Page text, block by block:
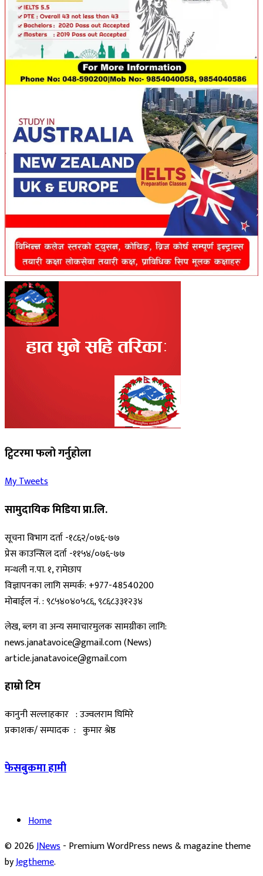
ट्विटरमा फलो गर्नुहोला
My Tweets
सामुदायिक मिडिया प्रा.लि.
सूचना विभाग दर्ता -१८६२/०७६-७७
प्रेस काउन्सिल दर्ता -११५४/०७६-७७
मन्थली न.पा. १, रामेछाप
विज्ञापनका लागि सम्पर्क: +977-48540200
मोबाईल नं. : ९८५४०४०५८६, ९८६८३३१२३४
लेख, ब्लग वा अन्य समाचारमुलक सामग्रीका लागि:
news.janatavoice@gmail.com (News)
article.janatavoice@gmail.com
हाम्रो टिम
कानुनी सल्लाहकार : उज्वलराम घिमिरे
प्रकाशक/ सम्पादक : कुमार श्रेष्ठ
फेसबुकमा हामी
Home
© 2026JNews- Premium WordPress news & magazine theme
byJegtheme.